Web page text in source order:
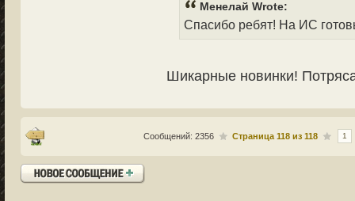
Менелай Wrote:
Спасибо ребят! На ИС
Шикарные новинки!
Сообщений: 2356 Страница 118из 118 1
Ответить